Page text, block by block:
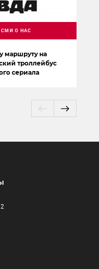
маршруту на
троллейбус
сериала
СМИ О НАС